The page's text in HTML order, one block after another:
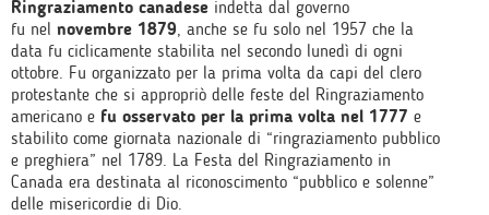
Ringraziamento canadese indetta dal governo
fu nel novembre 1879, anche se fu solo nel 1957 che la
data fu ciclicamente stabilita nel secondo lunedì di ogni
ottobre. Fu organizzato per la prima volta da capi del clero
protestante che si appropriò delle feste del Ringraziamento
americano e fu osservato per la prima volta nel 1777 e
stabilito come giornata nazionale di “ringraziamento pubblico
e preghiera” nel 1789. La Festa del Ringraziamento in
Canada era destinata al riconoscimento “pubblico e solenne”
delle misericordie di Dio.